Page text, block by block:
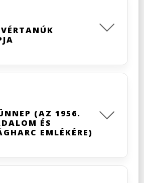
(AZ 1956.
ÉS
EMLÉKÉRE)